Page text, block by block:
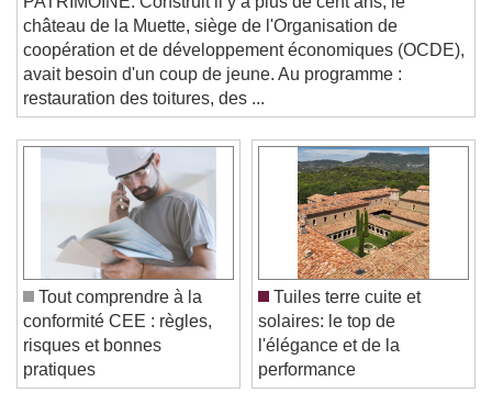
château de la Muette, siège de l'Organisation de
coopération et de développement économiques (OCDE),
avait besoin d'un coup de jeune. Au programme :
restauration des toitures, des ...
Tout comprendre à la
conformité CEE : règles,
risques et bonnes
pratiques
Tuiles terre cuite et
solaires: le top de
l'élégance et de la
performance